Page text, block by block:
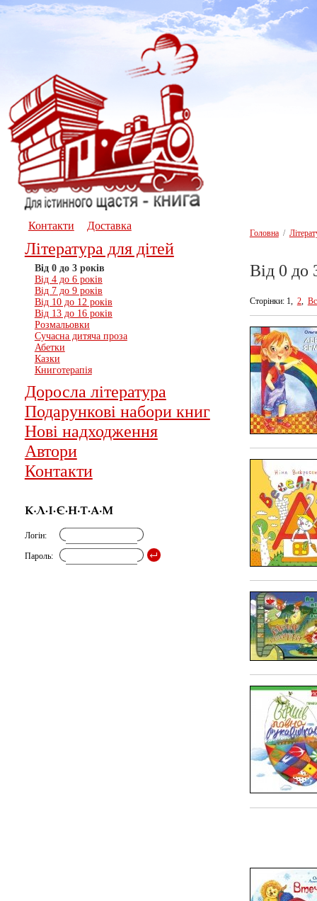
Контакти Доставка
Література для дітей
Вiд 0 до 3 рокiв
Вiд 4 до 6 рокiв
Вiд 7 до 9 рокiв
Вiд 10 до 12 рокiв
Вiд 13 до 16 рокiв
Розмальовки
Сучасна дитяча проза
Абетки
Казки
Книготерапія
Доросла література
Подарункові набори книг
Нові надходження
Автори
Контакти
Логін:
Пароль:
Головна/
Вiд 0 до
Сторінки: 1, 2,